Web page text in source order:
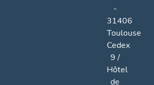
-
31406
Toulouse
Cedex
9 /
Hôtel
de